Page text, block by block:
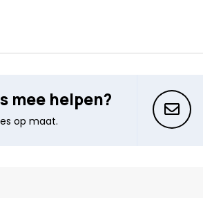
mee helpen?
op maat.